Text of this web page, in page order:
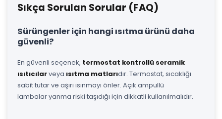
Sıkça Sorulan Sorular (FAQ)
Sürüngenler için hangi ısıtma ürünü daha
güvenli?
En güvenli seçenek, termostat kontrollü seramik
ısıtıcılarveya ısıtma matlarıdır. Termostat, sıcaklığı
sabit tutar ve aşırı ısınmayı önler. Açık ampullü
lambalar yanma riski taşıdığı için dikkatli kullanılmalıdır.